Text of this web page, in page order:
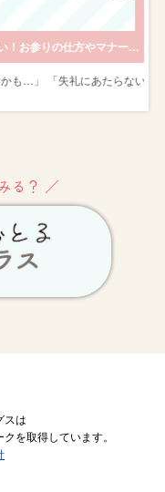
お寺での正しい参拝方法は？今さら聞けない！お参りの仕方やマナーを知っておこう
も…」 「失礼にあたらない
る？ ／
スは
を取得しています。